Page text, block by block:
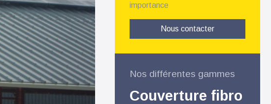
importance
Nous contacter
Nos différentes gammes
Couverture fibro